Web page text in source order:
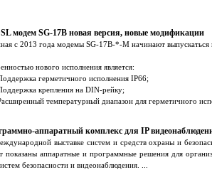
модем SG-17B новая версия, новые модификации
с 2013 года модемы SG-17B-*-M начинают выпускаться
нового исполнения является:
герметичного исполнения IP66;
крепления на DIN-рейку;
температурный диапазон для герметичного
аппаратный комплекс для IP
выставке систем и средств охраны и
показаны аппаратные и программные решения для
безопасности и видеонаблюдения. ...